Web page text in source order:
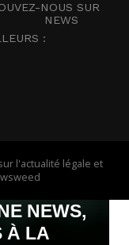
NOUS SUR
NEWS
:
l'actualité légale et
NEWS,
À LA